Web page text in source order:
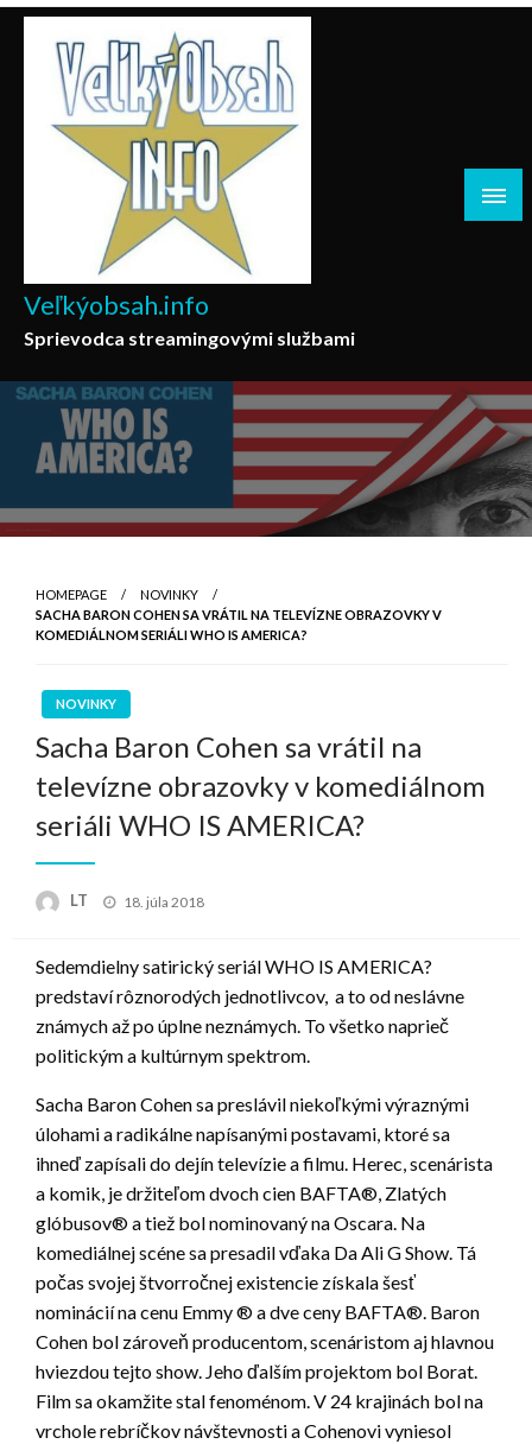
Skip
content
Veľkýobsah.info
Sprievodca streamingovými službami
HOMEPAGE
NOVINKY
SACHA BARON COHEN SA VRÁTIL NA TELEVÍZNE OBRAZOVKY V
KOMEDIÁLNOM SERIÁLI WHO IS AMERICA?
NOVINKY
Sacha Baron Cohen sa vrátil na
televízne obrazovky v komediálnom
seriáli WHO IS AMERICA?
LT
Posted
18. júla 2018
Sedemdielny satirický seriál WHO IS AMERICA?
predstaví rôznorodých jednotlivcov, a to od neslávne
známych až po úplne neznámych. To všetko naprieč
politickým a kultúrnym spektrom.
Sacha Baron Cohen sa preslávil niekoľkými výraznými
úlohami a radikálne napísanými postavami, ktoré sa
ihneď zapísali do dejín televízie a filmu. Herec, scenárista
a komik, je držiteľom dvoch cien BAFTA®, Zlatých
glóbusov® a tiež bol nominovaný na Oscara. Na
komediálnej scéne sa presadil vďaka Da Ali G Show. Tá
počas svojej štvorročnej existencie získala šesť
nominácií na cenu Emmy ® a dve ceny BAFTA®. Baron
Cohen bol zároveň producentom, scenáristom aj hlavnou
hviezdou tejto show. Jeho ďalším projektom bol Borat.
Film sa okamžite stal fenoménom. V 24 krajinách bol na
vrchole rebríčkov návštevnosti a Cohenovi vyniesol